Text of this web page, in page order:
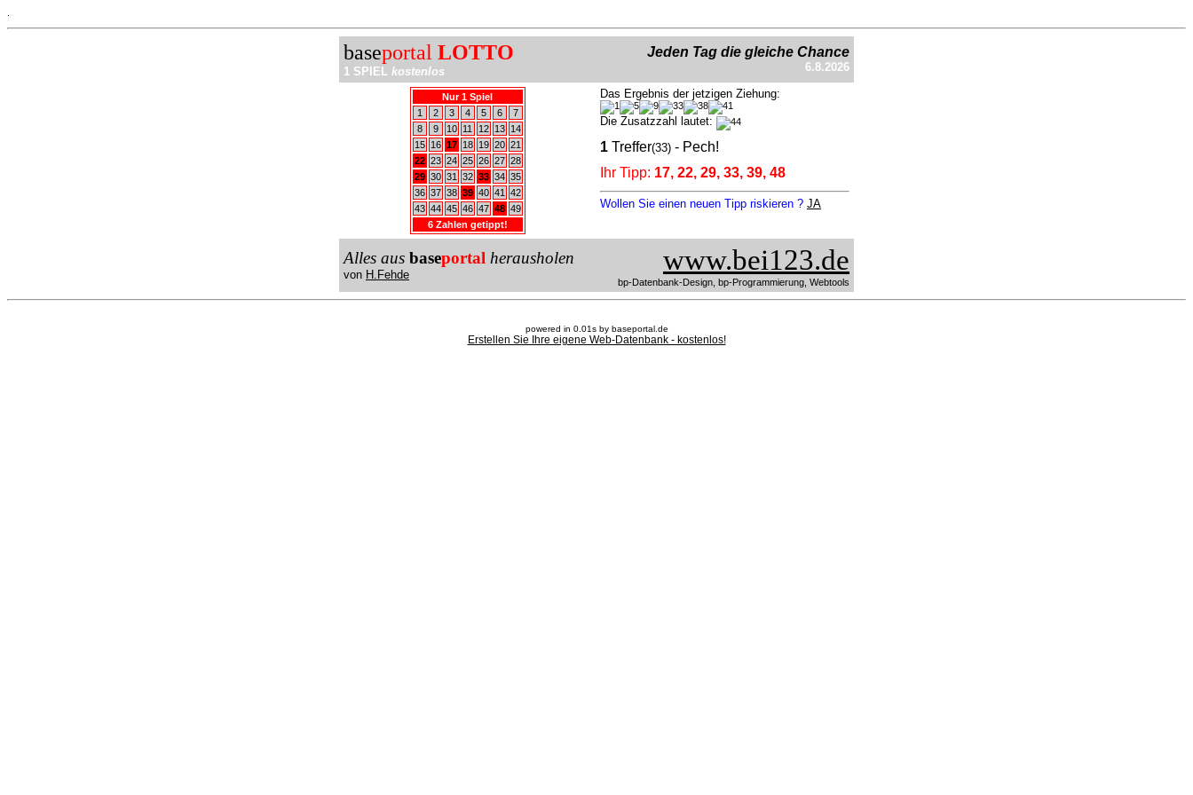
baseportal LOTTO
1 SPIEL kostenlos
Jeden Tag die gleiche Chance
6.8.2026
Nur 1 Spiel
1
2 3 4 5 6
7
8
9 10 11 12 13
14
15
16 17 18 19 20 21
22 23 24 25 26 27 28
29 30 31 32 33 34 35
36 37 38 39 40 41
42
43 44 45 46 47 48 49
6 Zahlen getippt!
Das Ergebnis der jetzigen Ziehung:
Die Zusatzzahl lautet:
1 Treffer(33) - Pech!
Ihr Tipp: 17, 22, 29, 33, 39, 48
Wollen Sie einen neuen Tipp riskieren ? JA
Alles aus baseportal herausholen
von H.Fehde www.bei123.de
bp-Datenbank-Design, bp-Programmierung, Webtools
powered in 0.01s by baseportal.de
Erstellen Sie Ihre eigene Web-Datenbank - kostenlos!